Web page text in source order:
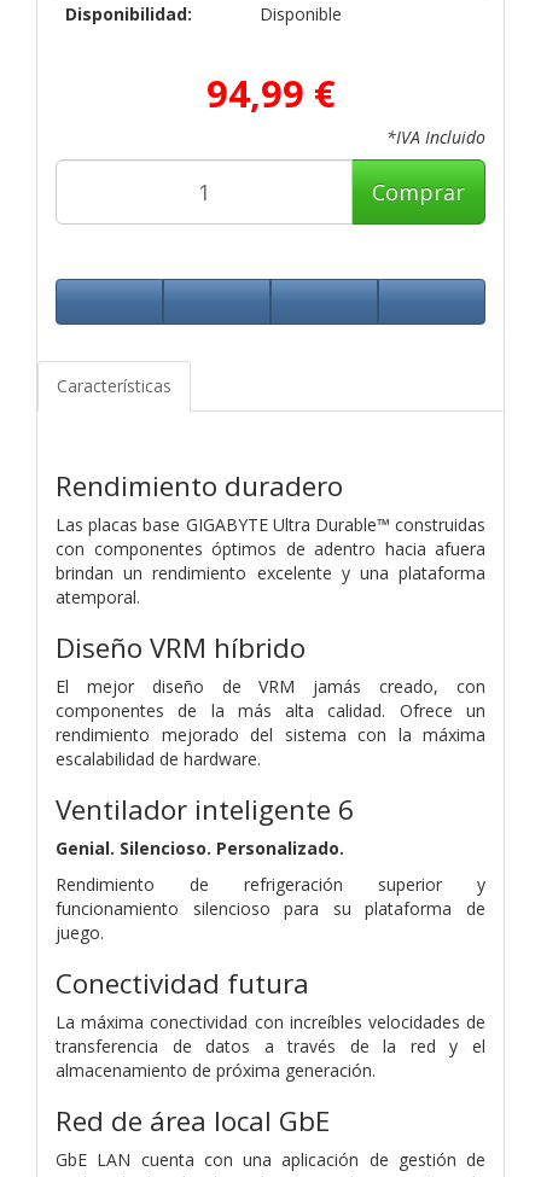
Disponibilidad:
Disponible
94,99 €
*IVA Incluido
Comprar
Características
Rendimiento duradero
Las placas base GIGABYTE Ultra Durable™ construidas
con componentes óptimos de adentro hacia afuera
brindan un rendimiento excelente y una plataforma
atemporal.
Diseño VRM híbrido
El mejor diseño de VRM jamás creado, con
componentes de la más alta calidad. Ofrece un
rendimiento mejorado del sistema con la máxima
escalabilidad de hardware.
Ventilador inteligente 6
Genial. Silencioso. Personalizado.
Rendimiento de refrigeración superior y
funcionamiento silencioso para su plataforma de
juego.
Conectividad futura
La máxima conectividad con increíbles velocidades de
transferencia de datos a través de la red y el
almacenamiento de próxima generación.
Red de área local GbE
GbE LAN cuenta con una aplicación de gestión de